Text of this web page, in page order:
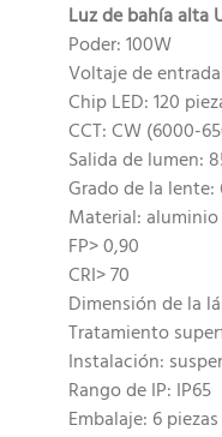
Luz de bahía alta
Poder: 100W
Voltaje de
Chip LED: 120
CCT: CW (6000-
Salida de lumen:
Grado de la
Material:
FP> 0,90
CRI> 70
Dimensión de la
Tratamiento
Instalación:
Rango de IP: IP65
Embalaje: 6